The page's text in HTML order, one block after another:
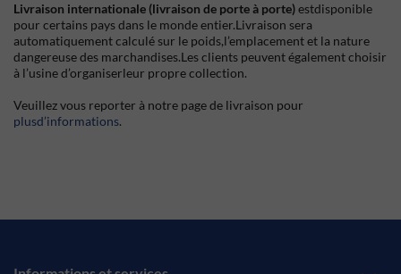
Livraison internationale (livraison de porte à porte)estdisponible
pour certains pays dans le monde entier.Livraison sera
automatiquement calculé sur le poids,l’emplacement et la nature
dangereuse des marchandises.Les clients peuvent également choisir
à l’usine d’organiserleur propre collection.
Veuillez vous reporter à notre page de livraison pour
plusd’informations.